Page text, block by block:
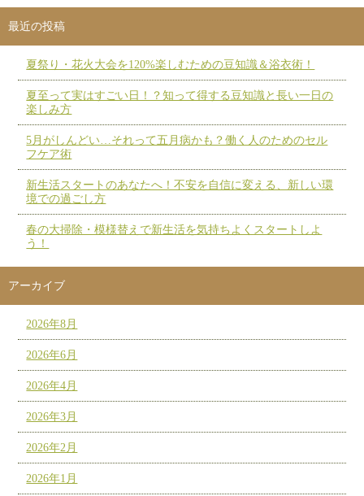
最近の投稿
夏祭り・花火大会を120%楽しむための豆知識＆浴衣術！
夏至って実はすごい日！？知って得する豆知識と長い一日の
楽しみ方
5月がしんどい…それって五月病かも？働く人のためのセル
フケア術
新生活スタートのあなたへ！不安を自信に変える、新しい環
境での過ごし方
春の大掃除・模様替えで新生活を気持ちよくスタートしよ
う！
アーカイブ
2026年8月
2026年6月
2026年4月
2026年3月
2026年2月
2026年1月